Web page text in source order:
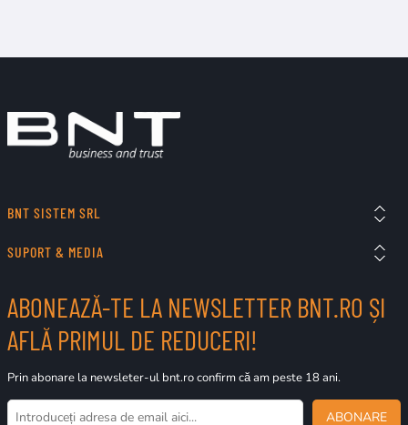
BNT SISTEM SRL
SUPORT & MEDIA
ABONEAZĂ-TE LA NEWSLETTER BNT.RO ȘI
AFLĂ PRIMUL DE REDUCERI!
Prin abonare la newsleter-ul bnt.ro confirm că am peste 18 ani.
ABONARE